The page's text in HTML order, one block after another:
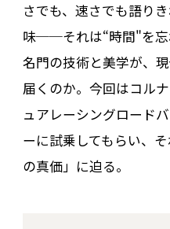
さでも、速さでも語り
味──それは“時間"を忘
名門の技術と美学が、
届くのか。今回はコル
ュアレーシングロード
ーに試乗してもらい、
の真価」に迫る。